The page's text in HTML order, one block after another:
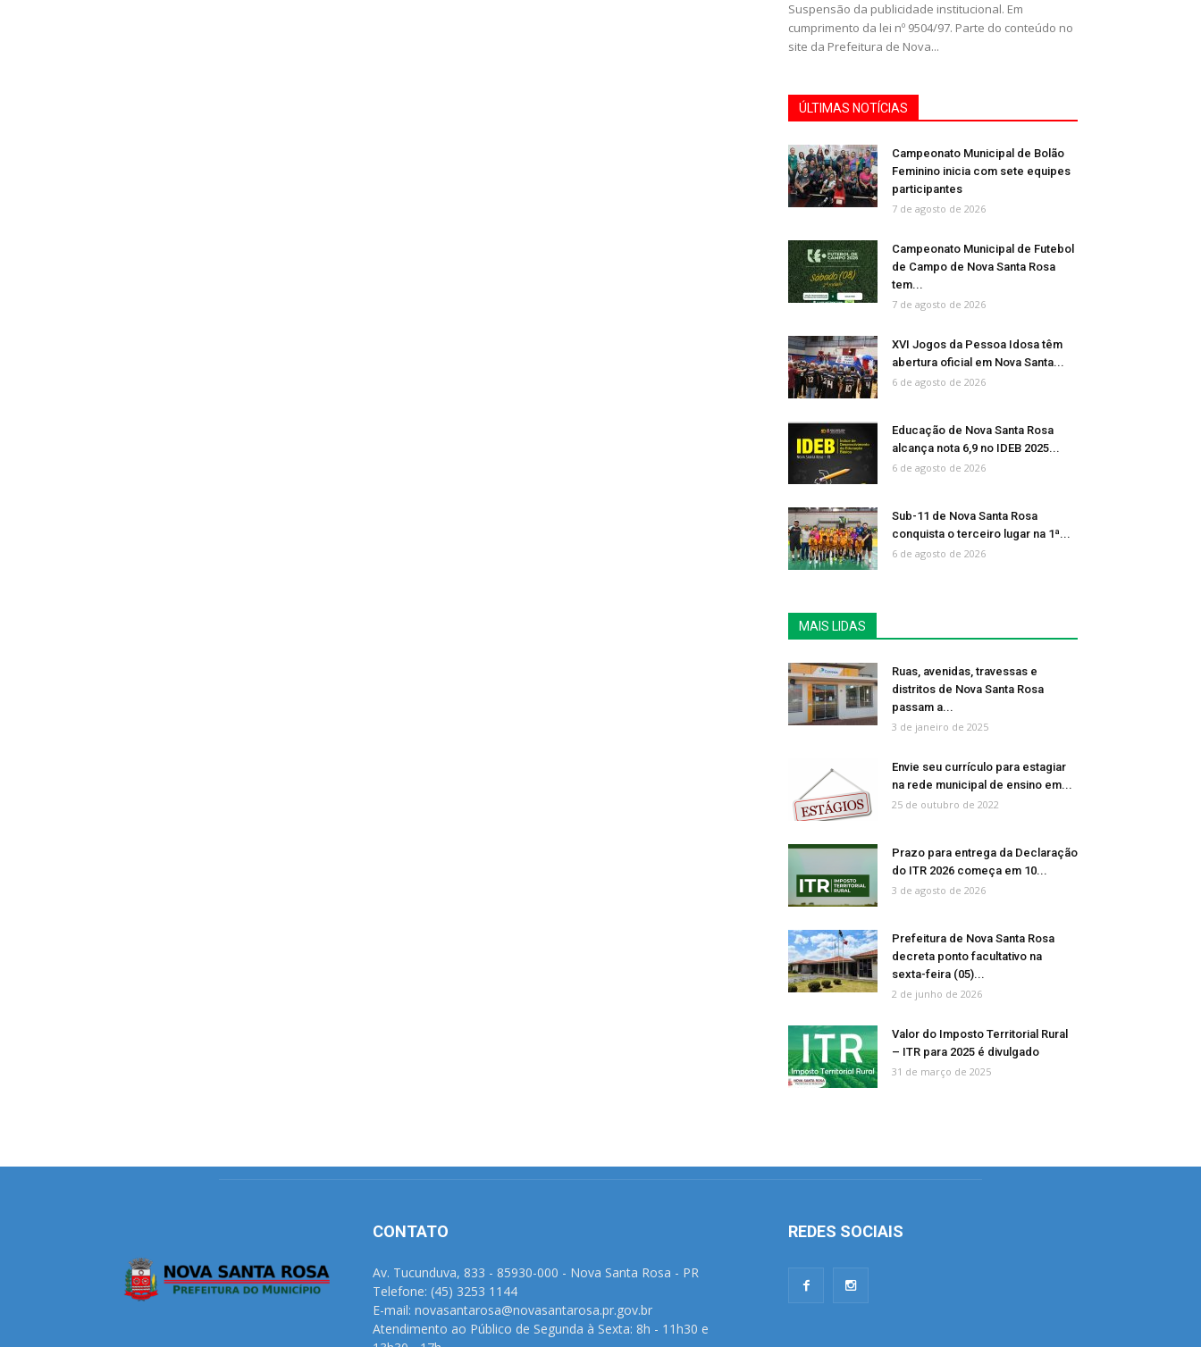
Suspensão da publicidade institucional. Em
cumprimento da lei nº 9504/97. Parte do conteúdo no
site da Prefeitura de Nova...
ÚLTIMAS NOTÍCIAS
Campeonato Municipal de Bolão
Feminino inicia com sete equipes
participantes
7 de agosto de 2026
Campeonato Municipal de Futebol
de Campo de Nova Santa Rosa
tem...
7 de agosto de 2026
XVI Jogos da Pessoa Idosa têm
abertura oficial em Nova Santa...
6 de agosto de 2026
Educação de Nova Santa Rosa
alcança nota 6,9 no IDEB 2025...
6 de agosto de 2026
Sub-11 de Nova Santa Rosa
conquista o terceiro lugar na 1ª...
6 de agosto de 2026
MAIS LIDAS
Ruas, avenidas, travessas e
distritos de Nova Santa Rosa
passam a...
3 de janeiro de 2025
Envie seu currículo para estagiar
na rede municipal de ensino em...
25 de outubro de 2022
Prazo para entrega da Declaração
do ITR 2026 começa em 10...
3 de agosto de 2026
Prefeitura de Nova Santa Rosa
decreta ponto facultativo na
sexta-feira (05)...
2 de junho de 2026
Valor do Imposto Territorial Rural
– ITR para 2025 é divulgado
31 de março de 2025
CONTATO
Av. Tucunduva, 833 - 85930-000 - Nova Santa Rosa - PR
Telefone: (45) 3253 1144
E-mail: novasantarosa@novasantarosa.pr.gov.br
Atendimento ao Público de Segunda à Sexta: 8h - 11h30 e
REDES SOCIAIS